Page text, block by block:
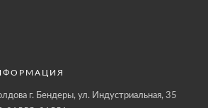
г. Бендеры, ул. Индустриальная, 35